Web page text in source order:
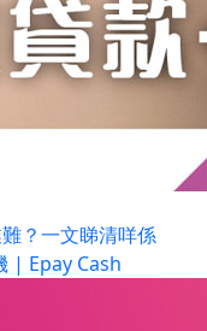
？一文睇清咩係
| Epay Cash